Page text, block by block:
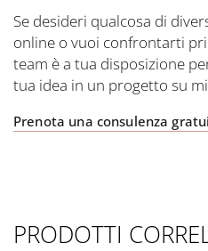
Se desideri qualcosa di
online o vuoi confrontarti
team è a tua disposizione
tua idea in un progetto su
Prenota una consulenza
PRODOTTI